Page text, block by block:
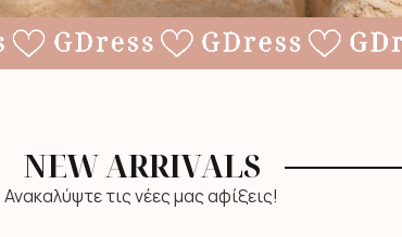
NEW ARRIVALS
Ανακαλύψτε τις νέες μας αφίξεις!